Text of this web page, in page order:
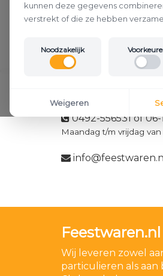
0492-556531 of 06-
Maandag t/m vrijdag
info@feestwaren.nl
Feestwaren.nl
Wij leveren zowel
particulieren als aan
kunnen deze gegevens
verstrekt of die ze hebben
Noodzakelijk
Weigeren